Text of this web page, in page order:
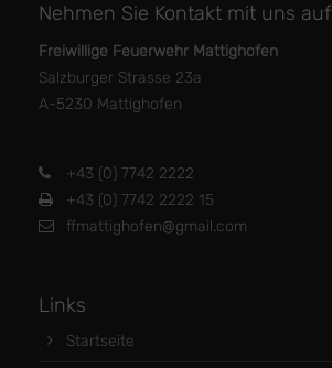
Nehmen Sie Kontakt mit uns auf
Freiwillige Feuerwehr Mattighofen
Salzburger Strasse 23a
A-5230 Mattighofen
+43 (0) 7742 2222
+43 (0) 7742 2222 15
ffmattighofen@gmail.com
Links
Startseite